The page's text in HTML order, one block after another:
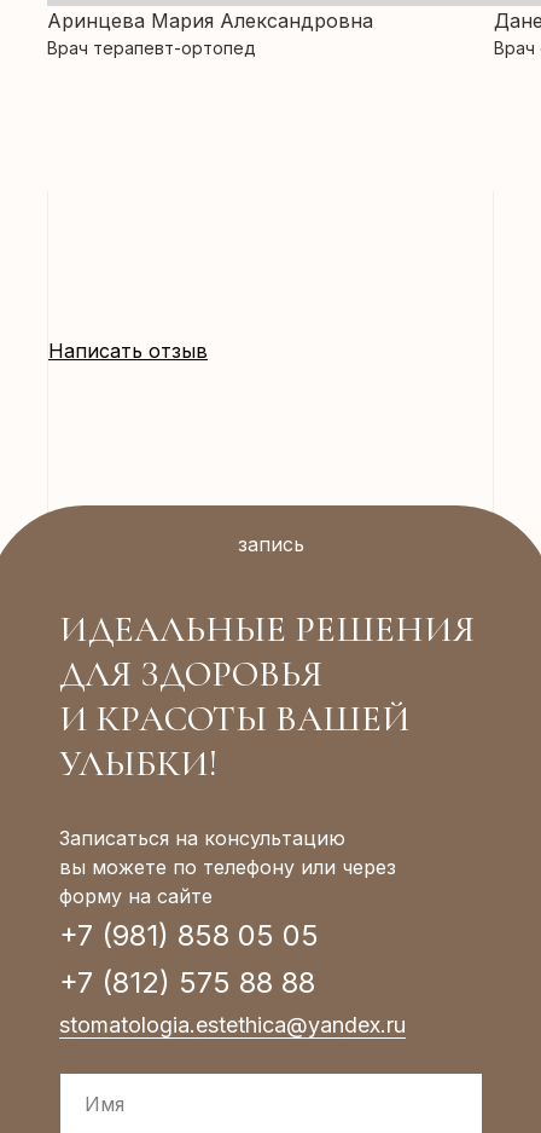
Аринцева Мария Александровна
Врач терапевт-ортопед Врач
Написать отзыв
ИДЕАЛЬНЫЕ РЕШЕНИЯ
ДЛЯ ЗДОРОВЬЯ
И КРАСОТЫ ВАШЕЙ
УЛЫБКИ!
запись
Записаться на консультацию
вы можете по телефону или через
форму на сайте
+7 (981) 858 05 05
stomatologia.estethica@yandex.ru
+7 (812) 575 88 88